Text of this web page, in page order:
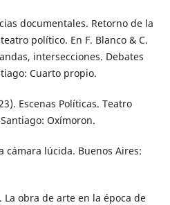
documentales. Retorno de la
político. En F. Blanco & C.
intersecciones. Debates
Cuarto propio.
Escenas Políticas. Teatro
Oxímoron.
cámara lúcida. Buenos Aires:
La obra de arte en la época de